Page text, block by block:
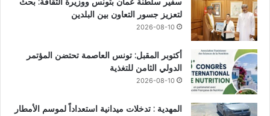
لتعزيز جسور التعاون بين البلدين
2026-08-10
أكتوبر المقبل: تونس العاصمة تحتضن المؤتمر
الدولي الثامن للتغذية
2026-08-10
المهدية : تدخلات ميدانية استعداداً لموسم الأمطار